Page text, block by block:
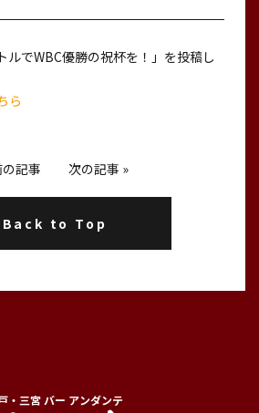
ルでWBC優勝の祝杯を！」を投稿し
ら
の記事 次の記事 »
Back to Top
・三宮 バー アンダンテ